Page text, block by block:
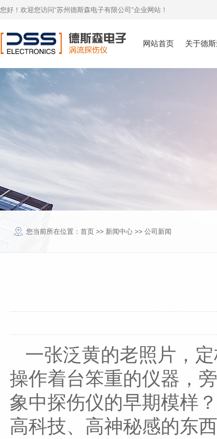
您好！欢迎您访问“苏州德斯森电子有限公司”企业网站！
网站首页 关于德
您当前所在位置： 首页 >> 新闻中心 >> 公司新闻
一张泛黄的老照片，
操作着台笨重的仪器，
象中探伤仪的早期模样
高科技、高神秘感的东